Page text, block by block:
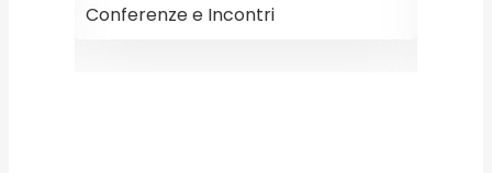
Conferenze e Incontri